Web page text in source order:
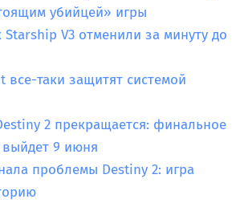
убийцей» игры
V3 отменили за минуту до
все-таки защитят системой
2 прекращается: финальное
9 июня
проблемы Destiny 2: игра